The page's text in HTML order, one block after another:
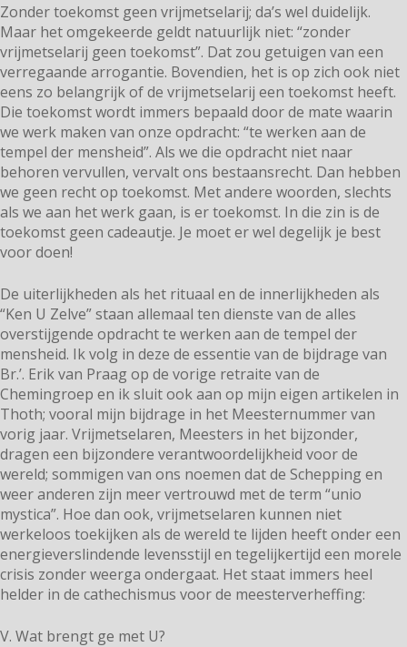
Zonder toekomst geen vrijmetselarij; da’s wel duidelijk.
Maar het omgekeerde geldt natuurlijk niet: “zonder
vrijmetselarij geen toekomst”. Dat zou getuigen van een
verregaande arrogantie. Bovendien, het is op zich ook niet
eens zo belangrijk of de vrijmetselarij een toekomst heeft.
Die toekomst wordt immers bepaald door de mate waarin
we werk maken van onze opdracht: “te werken aan de
tempel der mensheid”. Als we die opdracht niet naar
behoren vervullen, vervalt ons bestaansrecht. Dan hebben
we geen recht op toekomst. Met andere woorden, slechts
als we aan het werk gaan, is er toekomst. In die zin is de
toekomst geen cadeautje. Je moet er wel degelijk je best
voor doen!
De uiterlijkheden als het rituaal en de innerlijkheden als
“Ken U Zelve” staan allemaal ten dienste van de alles
overstijgende opdracht te werken aan de tempel der
mensheid. Ik volg in deze de essentie van de bijdrage van
Br.’. Erik van Praag op de vorige retraite van de
Chemingroep en ik sluit ook aan op mijn eigen artikelen in
Thoth; vooral mijn bijdrage in het Meesternummer van
vorig jaar. Vrijmetselaren, Meesters in het bijzonder,
dragen een bijzondere verantwoordelijkheid voor de
wereld; sommigen van ons noemen dat de Schepping en
weer anderen zijn meer vertrouwd met de term “unio
mystica”. Hoe dan ook, vrijmetselaren kunnen niet
werkeloos toekijken als de wereld te lijden heeft onder een
energieverslindende levensstijl en tegelijkertijd een morele
crisis zonder weerga ondergaat. Het staat immers heel
helder in de cathechismus voor de meesterverheffing:
V. Wat brengt ge met U?